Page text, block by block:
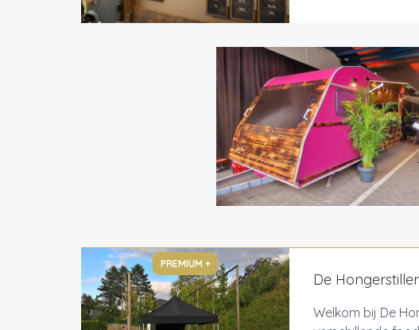
PREMIUM +
De
Welkom bij De